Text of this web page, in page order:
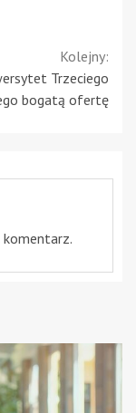
Kolejny:
Trzeciego
bogatą ofertę
komentarz.